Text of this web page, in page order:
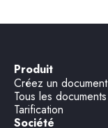
Produit
Créez un document
Tous les documents
Tarification
Société